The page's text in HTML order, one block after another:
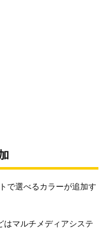
で選べるカラーが追加す
はマルチメディアシステ